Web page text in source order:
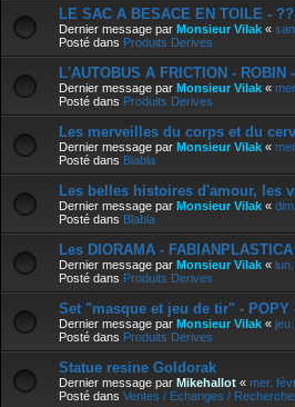
LE SAC A BESACE EN TOILE -
Dernier message par Monsieur Vilak «
Posté dans Produits Derives
L'AUTOBUS A FRICTION - ROBIN
Dernier message par Monsieur Vilak «
Posté dans Produits Derives
Les merveilles du corps et du
Dernier message par Monsieur Vilak «
Posté dans Blabla
Les belles histoires d'amour, les
Dernier message par Monsieur Vilak «
Posté dans Blabla
Les DIORAMA -
Dernier message par Monsieur Vilak «
Posté dans Produits Derives
Set "masque et jeu de tir" - POPY
Dernier message par Monsieur Vilak «
Posté dans Produits Derives
Statue resine Goldorak
Dernier message par Mikehallot « mer.
Posté dans Ventes / Echanges /